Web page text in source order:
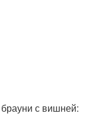
с вишней: